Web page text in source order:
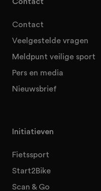
Contact
Veelgestelde vragen
Meldpunt veilige sport
Pers en media
Nieuwsbrief
Initiatieven
Fietssport
Start2Bike
Scan & Go